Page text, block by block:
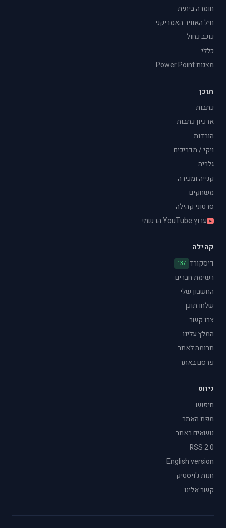
חומרה ביתית
חיל האוויר האמריקני
כוכב כחול
כללי
מצגות Power Point
תוכן
כתבות
ארכיון כתבות
הורדות
ויקי / מדריכים
גלריה
קנייה ומכירה
משחקים
סרטוני קהילה
ערוץ YouTube הרשמי
קהילה
דיסקורד 137
רשימת חברים
החשבון שלי
שלחו תוכן
צרו קשר
המלץ עלינו
תרומה לאתר
פרסם באתר
ניווט
חיפוש
מפת האתר
נושאים באתר
RSS 2.0
English version
חנות ג'ויסטיק
קשר אלינו